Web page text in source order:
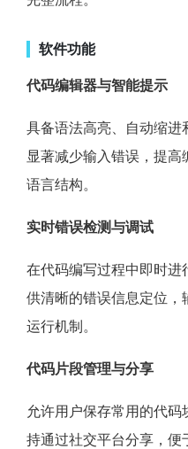
软件功能
代码编辑器与智能提示
具备语法高亮、自动缩
显著减少输入错误，提
语言结构。
实时错误检测与调试
在代码编写过程中即时进
供清晰的错误信息定位
运行机制。
代码片段管理与分享
允许用户保存常用的代
持通过社交平台分享，便